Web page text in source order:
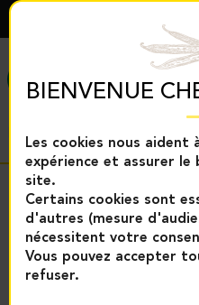
BIENVENUE
Les cookies nous aident
expérience et assurer
site.
Certains cookies sont
d'autres (mesure
nécessitent votre
Vous pouvez accepter
refuser.
MENU
Retour
Accueil Produits vanille
Poudre de vanille Bourbon BIO -